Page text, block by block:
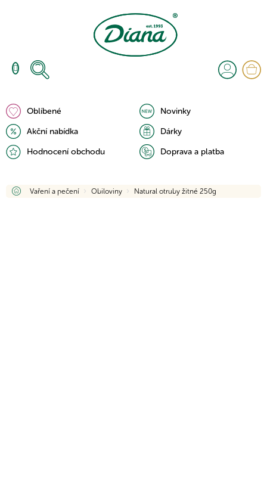
Oblíbené
Novinky
Akční nabídka
Dárky
Hodnocení obchodu
Doprava a platba
Domů
Vaření a pečení Obiloviny Natural otruby žitné 250g